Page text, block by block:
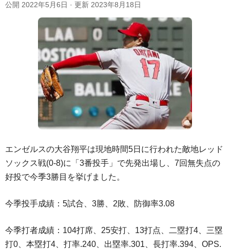
公開 2022年5月6日 · 更新 2023年8月18日
エンゼルスの大谷翔平は現地時間5日に行われた敵地レッド
ソックス戦(0-8)に「3番投手」で先発出場し、7回無失点の
好投で今季3勝目を挙げました。
今季投手成績：5試合、3勝、2敗、防御率3.08
今季打者成績：104打席、25安打、13打点、二塁打4、三塁
打0、本塁打4、打率.240、出塁率.301、長打率.394、OPS.